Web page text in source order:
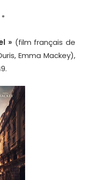
» (film français de
Emma Mackey),